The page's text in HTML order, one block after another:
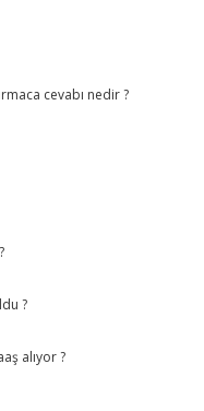
cevabı nedir ?
?
alıyor ?